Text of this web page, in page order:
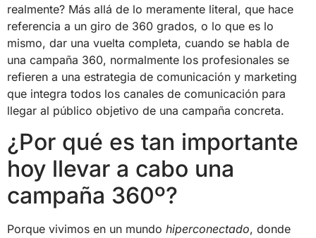
realmente? Más allá de lo meramente literal, que hace
referencia a un giro de 360 grados, o lo que es lo
mismo, dar una vuelta completa, cuando se habla de
una campaña 360, normalmente los profesionales se
refieren a una estrategia de comunicación y marketing
que integra todos los canales de comunicación para
llegar al público objetivo de una campaña concreta.
¿Por qué es tan importante
hoy llevar a cabo una
campaña 360º?
Porque vivimos en un mundo hiperconectado, donde